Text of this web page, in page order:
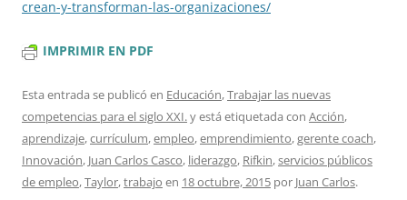
crean-y-transforman-las-organizaciones/
IMPRIMIR EN PDF
Esta entrada se publicó en Educación,Trabajar las nuevas
competencias para el siglo XXI.y está etiquetada con Acción,
aprendizaje,currículum,empleo,emprendimiento,gerente coach,
Innovación, Juan Carlos Casco, liderazgo, Rifkin,servicios públicos
de empleo,Taylor,trabajo en 18 octubre, 2015 por Juan Carlos.